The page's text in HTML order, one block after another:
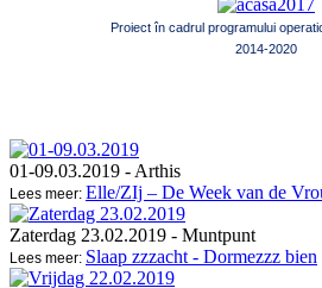
Proiect în cadrul programului
2014-2020
01-09.03.2019 - Arthis
Lees meer: Elle/ZIj – De Week van de
Zaterdag 23.02.2019 - Muntpunt
Lees meer: Slaap zzzacht - Dormezzz bien